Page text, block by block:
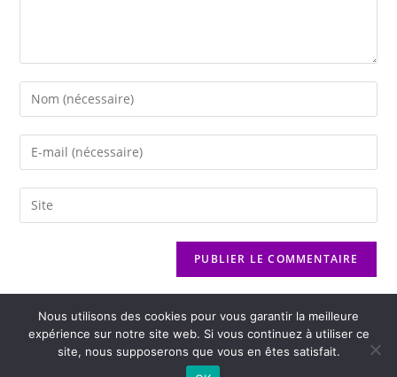
Nous utilisons des cookies pour vous garantir la meilleure
expérience sur notre site web. Si vous continuez à utiliser ce
site, nous supposerons que vous en êtes satisfait.